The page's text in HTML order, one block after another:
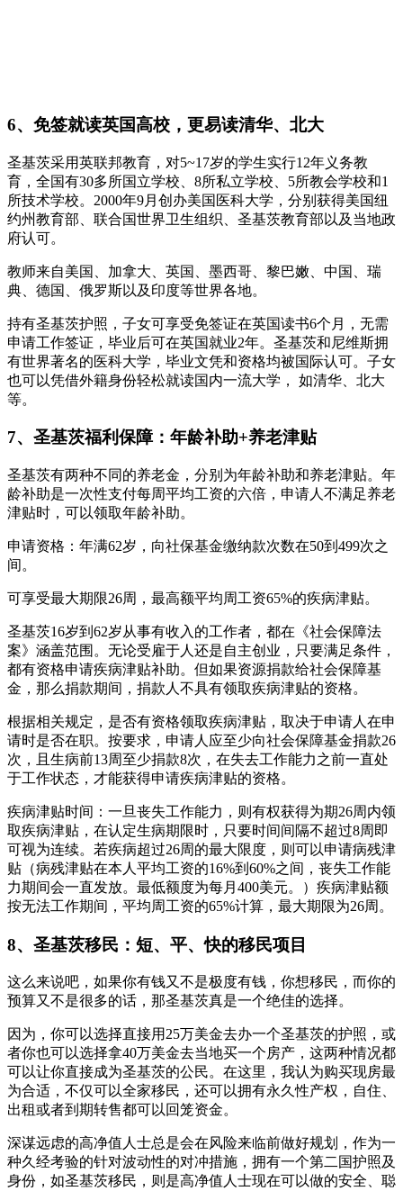
6、免签就读英国高校，更易读清华、北大
圣基茨采用英联邦教育，对5~17岁的学生实行12年义务教
育，全国有30多所国立学校、8所私立学校、5所教会学校和1
所技术学校。2000年9月创办美国医科大学，分别获得美国纽
约州教育部、联合国世界卫生组织、圣基茨教育部以及当地政
府认可。
教师来自美国、加拿大、英国、墨西哥、黎巴嫩、中国、瑞
典、德国、俄罗斯以及印度等世界各地。
持有圣基茨护照，子女可享受免签证在英国读书6个月，无需
申请工作签证，毕业后可在英国就业2年。圣基茨和尼维斯拥
有世界著名的医科大学，毕业文凭和资格均被国际认可。子女
也可以凭借外籍身份轻松就读国内一流大学， 如清华、北大
等。
7、圣基茨福利保障：年龄补助+养老津贴
圣基茨有两种不同的养老金，分别为年龄补助和养老津贴。年
龄补助是一次性支付每周平均工资的六倍，申请人不满足养老
津贴时，可以领取年龄补助。
申请资格：年满62岁，向社保基金缴纳款次数在50到499次之
间。
可享受最大期限26周，最高额平均周工资65%的疾病津贴。
圣基茨16岁到62岁从事有收入的工作者，都在《社会保障法
案》涵盖范围。无论受雇于人还是自主创业，只要满足条件，
都有资格申请疾病津贴补助。但如果资源捐款给社会保障基
金，那么捐款期间，捐款人不具有领取疾病津贴的资格。
根据相关规定，是否有资格领取疾病津贴，取决于申请人在申
请时是否在职。按要求，申请人应至少向社会保障基金捐款26
次，且生病前13周至少捐款8次，在失去工作能力之前一直处
于工作状态，才能获得申请疾病津贴的资格。
疾病津贴时间：一旦丧失工作能力，则有权获得为期26周内领
取疾病津贴，在认定生病期限时，只要时间间隔不超过8周即
可视为连续。若疾病超过26周的最大限度，则可以申请病残津
贴（病残津贴在本人平均工资的16%到60%之间，丧失工作能
力期间会一直发放。最低额度为每月400美元。）疾病津贴额
按无法工作期间，平均周工资的65%计算，最大期限为26周。
8、圣基茨移民：短、平、快的移民项目
这么来说吧，如果你有钱又不是极度有钱，你想移民，而你的
预算又不是很多的话，那圣基茨真是一个绝佳的选择。
因为，你可以选择直接用25万美金去办一个圣基茨的护照，或
者你也可以选择拿40万美金去当地买一个房产，这两种情况都
可以让你直接成为圣基茨的公民。在这里，我认为购买现房最
为合适，不仅可以全家移民，还可以拥有永久性产权，自住、
出租或者到期转售都可以回笼资金。
深谋远虑的高净值人士总是会在风险来临前做好规划，作为一
种久经考验的针对波动性的对冲措施，拥有一个第二国护照及
身份，如圣基茨移民，则是高净值人士现在可以做的安全、聪